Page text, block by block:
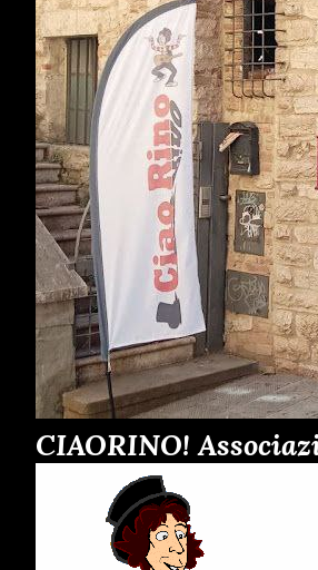
CIAORINO!